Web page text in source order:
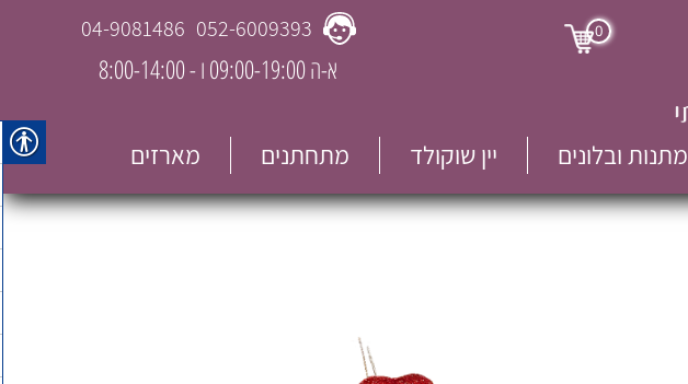
0
052-6009393
04-9081486
א-ה 09:00-19:00 ו - 8:00-14:00
מתנות ובלונים יין שוקולד מתחתנים מארזים